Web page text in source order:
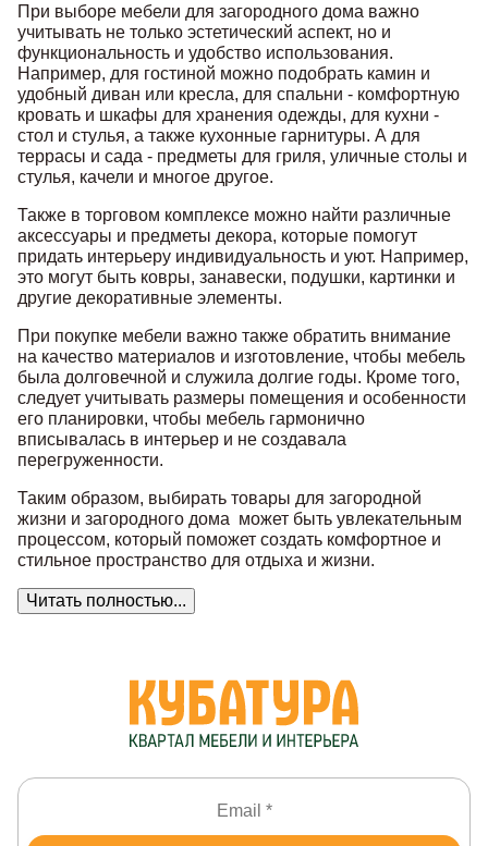
При выборе мебели для загородного дома важно
учитывать не только эстетический аспект, но и
функциональность и удобство использования.
Например, для гостиной можно подобрать камин и
удобный диван или кресла, для спальни - комфортную
кровать и шкафы для хранения одежды, для кухни -
стол и стулья, а также кухонные гарнитуры. А для
террасы и сада - предметы для гриля, уличные столы и
стулья, качели и многое другое.
Также в торговом комплексе можно найти различные
аксессуары и предметы декора, которые помогут
придать интерьеру индивидуальность и уют. Например,
это могут быть ковры, занавески, подушки, картинки и
другие декоративные элементы.
При покупке мебели важно также обратить внимание
на качество материалов и изготовление, чтобы мебель
была долговечной и служила долгие годы. Кроме того,
следует учитывать размеры помещения и особенности
его планировки, чтобы мебель гармонично
вписывалась в интерьер и не создавала
перегруженности.
Таким образом, выбирать товары для загородной
жизни и загородного дома может быть увлекательным
процессом, который поможет создать комфортное и
стильное пространство для отдыха и жизни.
Читать полностью...